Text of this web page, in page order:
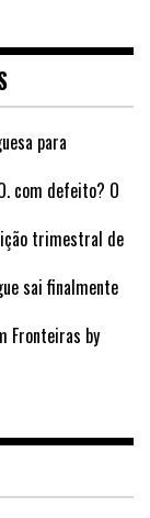
para
com defeito? O
trimestral de
sai finalmente
Fronteiras by